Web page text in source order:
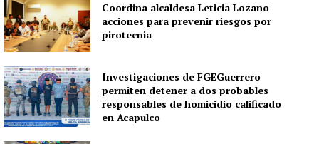
Coordina alcaldesa Leticia Lozano
acciones para prevenir riesgos por
pirotecnia
Investigaciones de FGEGuerrero
permiten detener a dos probables
responsables de homicidio calificado
en Acapulco